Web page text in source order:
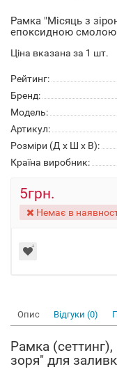
Рамка "Місяць з
епоксидною смолою
Ціна вказана за 1 шт.
Рейтинг:
Бренд:
Модель:
Артикул:
Розміри (Д x Ш x В):
Країна виробник:
5грн.
Немає в
Опис Відгуки (0)
Рамка (сеттинг),
зоря" для